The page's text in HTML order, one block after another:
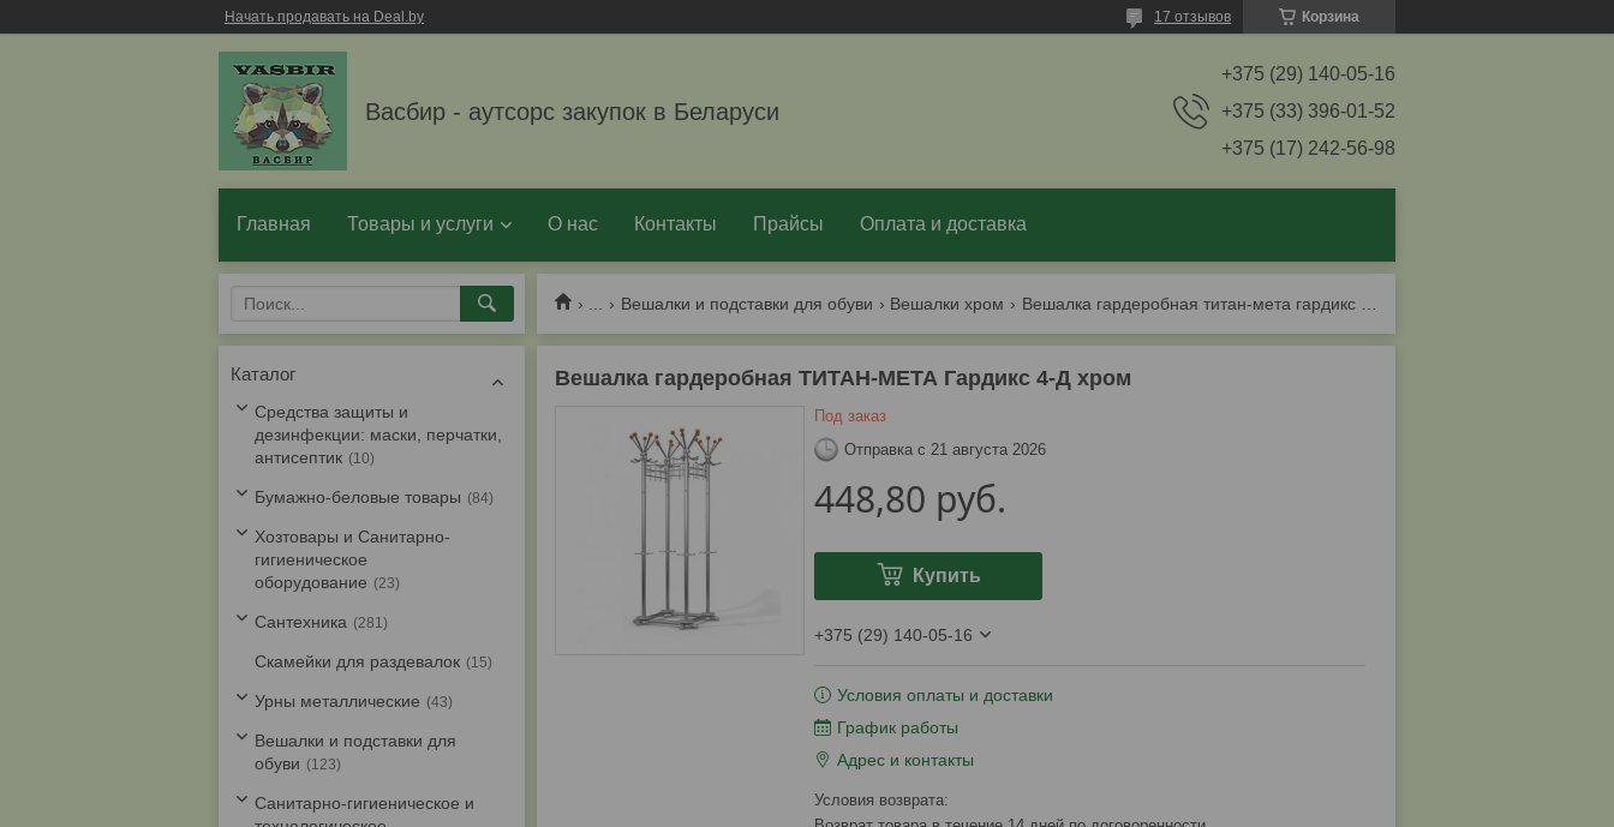
Начать продавать на Deal.by Корзина
17 отзывов
Васбир - аутсорс закупок в Беларуси
+375 (29) 140-05-16
+375 (33) 396-01-52
+375 (17) 242-56-98
Главная Товары и услуги О нас Контакты Прайсы Оплата и доставка
Вешалки и подставки для обуви Вешалки хром
Вешалка гардеробная ТИТАН-МЕТА Гардикс 4-Д хром
Под заказ
Отправка с 21 августа 2026
448,80 руб.
Купить
+375 (29) 140-05-16
Условия оплаты и доставки
График работы
Адрес и контакты
Каталог
Средства защиты и
дезинфекции: маски, перчатки,
антисептик
10
Бумажно-беловые товары 84
Хозтовары и Санитарно-
гигиеническое
оборудование
23
Cантехника 281
Скамейки для раздевалок 15
Урны металлические 43
Вешалки и подставки для
обуви
123
Санитарно-гигиеническое и